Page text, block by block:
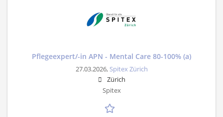
Pflegeexpert/-in APN - Mental Care 80-100% (a)
27.03.2026, Spitex Zürich
Zürich
Spitex